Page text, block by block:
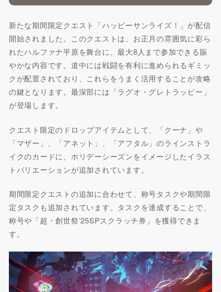
新たな期間限定クエスト「ハッピーサンライズ！」が配信
開始されました。このクエストは、お正月の雰囲気に彩ら
れたハルファナ平原を舞台に、最大8人まで参加できる賑
やかな内容です。道中には戦闘を有利に進められるギミッ
クが配置されており、これらをうまく活用することが攻略
の鍵となります。最深部には「ラグオ・グレトラッピー」
が登場します。
クエスト限定のドロップアイテムとして、「クーナ」や
「マザー」、「アネット」、「アフタル」のラインストラ
イクのカードに、ホリデーシーズンをイメージしたイラス
トバリエーションが追加されています。
期間限定クエストの追加に合わせて、称号タスクや期間限
定タスクも追加されています。タスクを達成することで、
称号や「超・創世祭’25SPスクラッチ券」を獲得できま
す。